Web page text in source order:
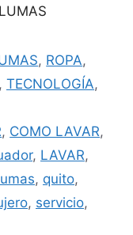
, ROPA,
, TECNOLOGÍA,
, COMO LAVAR,
, LAVAR,
, quito,
, servicio,